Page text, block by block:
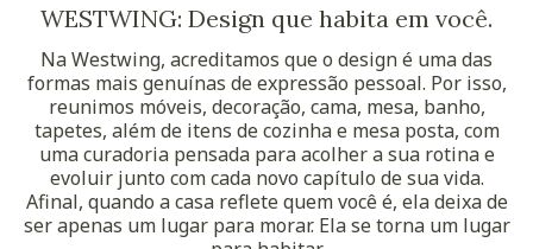
WESTWING: Design que habita em você.
Na Westwing, acreditamos que o design é uma das
formas mais genuínas de expressão pessoal. Por isso,
reunimos móveis, decoração, cama, mesa, banho,
tapetes, além de itens de cozinha e mesa posta, com
uma curadoria pensada para acolher a sua rotina e
evoluir junto com cada novo capítulo de sua vida.
Afinal, quando a casa reflete quem você é, ela deixa de
ser apenas um lugar para morar. Ela se torna um lugar